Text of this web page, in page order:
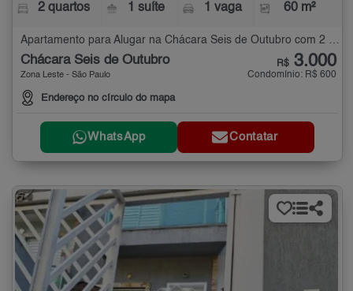
2 quartos 1 suíte 1 vaga 60 m²
Chácara Seis de Outubro
Zona Leste - São Paulo
Endereço no círculo do mapa
R$ 3.000
Condomínio: R$ 600
WhatsApp Contatar